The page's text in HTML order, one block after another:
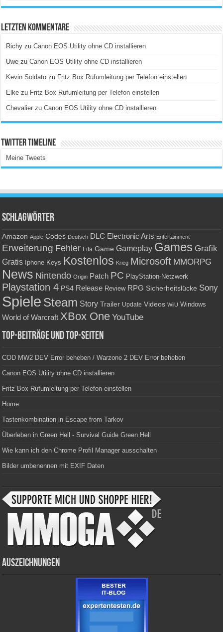
Letzten Kommentare
Richy zuCanon EOS Utility ohne CD installieren
Uwe zuCanon EOS Utility ohne CD installieren
Kevin Soldato zu Fritz Box Rufumleitung per Telefon einstellen
Elke zu Fritz Box Rufumleitung per Telefon einstellen
Chevalier zuCanon EOS Utility ohne CD installieren
Twitter Timeline
Meine Tweets
Schlagwörter
Amazon Apple Codes Deutsch DLC Electronic Arts Entertainment
Erweiterung Fehler Fifa Game Gameplay Games Grafik
Gratis Iphone Keys Kostenlos Krieg Microsoft MMORPG
News Nintendo Origin Patch PC PlayStation-Netzwerk
Playstation 4 PS4 Release Review RPG Sicherheitslücke Sony
Spiele Steam Story Trailer Update Videos WiiU Windows
World of Warcraft XBox One YouTube
Top-Beiträge und Top-Seiten
COD MW2 DEV Error beheben / Warzone 2 DEV Error beheben
Canon EOS Utility ohne CD installieren
Fritz Box Rufumleitung per Telefon einstellen
Home
Tastenkombination in Escape from Tarkov
Überleben in Green Hell - Survival Guide Green Hell
Wie kann ich den Chrome Profil Manager ausschalten
Bilder umbenennen mit EXIF Daten
Auszeichnungen